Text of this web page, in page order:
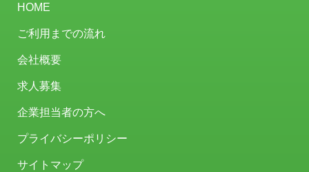
HOME
ご利用までの流れ
会社概要
求人募集
企業担当者の方へ
プライバシーポリシー
サイトマップ